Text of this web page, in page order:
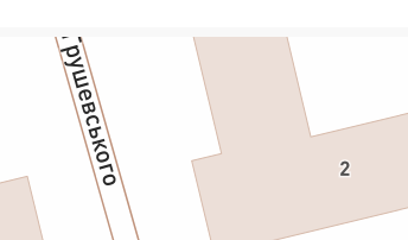
Поштові послуги:
Укрпошта Експрес/тариф
«Пріоритетний»
Укрпошта Стандарт/тариф «Базовий»